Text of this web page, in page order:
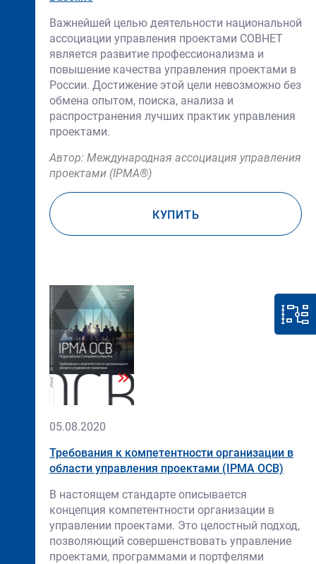
Важнейшей целью деятельности национальной
ассоциации управления проектами СОВНЕТ
является развитие профессионализма и
повышение качества управления проектами в
России. Достижение этой цели невозможно без
обмена опытом, поиска, анализа и
распространения лучших практик управления
проектами.
Автор: Международная ассоциация управления
проектами (IPMA®)
КУПИТЬ
Нет
изображения
05.08.2020
Требования к компетентности организации в
области управления проектами (IPMA OCB)
В настоящем стандарте описывается
концепция компетентности организации в
управлении проектами. Это целостный подход,
позволяющий совершенствовать управление
проектами, программами и портфелями